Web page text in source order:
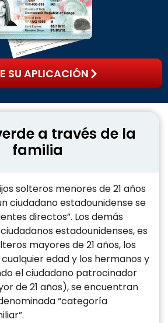
SU APLICACIÓN
a través de la
familia
solteros menores de 21 años
ciudadano estadounidense se
directos”. Los demás
estadounidenses, es
mayores de 21 años, los
edad y los hermanos y
el ciudadano patrocinador
de 21 años), se encuentran
“categoría